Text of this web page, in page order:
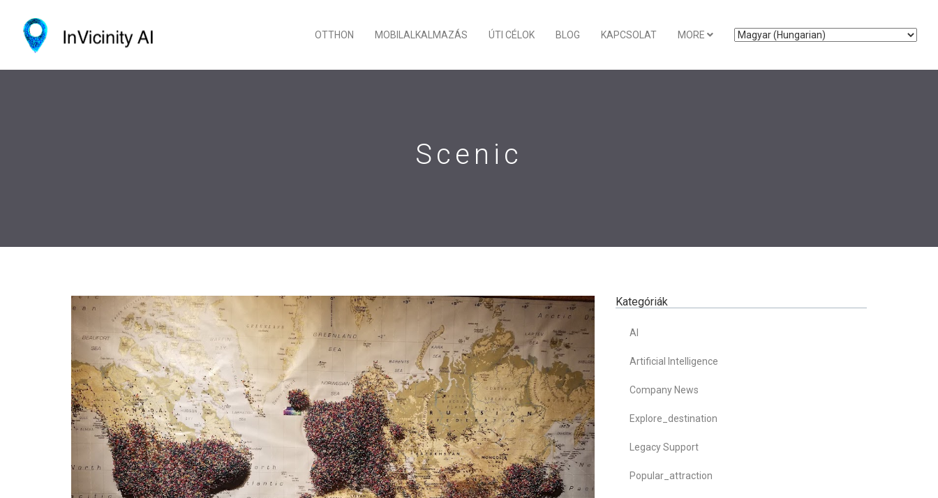
OTTHON MOBILALKALMAZÁS ÚTI CÉLOK BLOG KAPCSOLAT MORE
Scenic
Kategóriák
AI
Artificial Intelligence
Company News
Explore_destination
Legacy Support
Popular_attraction